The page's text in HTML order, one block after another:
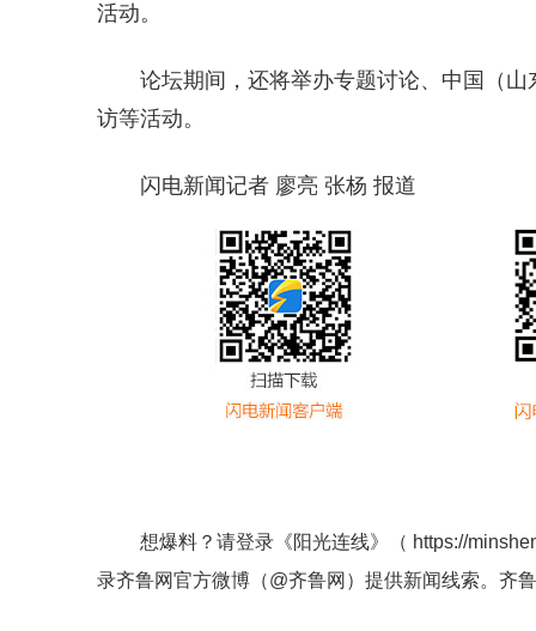
活动。
论坛期间，还将举办专题讨论、中国（
访等活动。
闪电新闻记者 廖亮 张杨 报道
想爆料？请登录《阳光连线》（ https://
录齐鲁网官方微博（@齐鲁网 ）提供新闻线索。齐